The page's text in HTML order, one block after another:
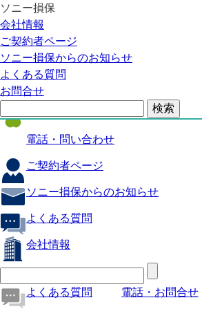
ソニー損保
会社情報
ご契約者ページ
ソニー損保からのお知らせ
よくある質問
お問合せ
自動車保険
医療保険
火災保険
海外旅行保険
電話・問い合わせ
ご契約者ページ
ソニー損保からのお知らせ
よくある質問
会社情報
よくある質問 電話・お問合せ